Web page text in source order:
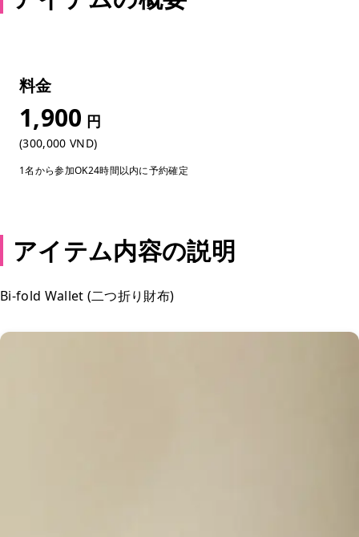
料金
1,900 円
(300,000 VND)
1名から参加OK24時間以内に予約確定
アイテム内容の説明
Bi-fold Wallet (二つ折り財布)